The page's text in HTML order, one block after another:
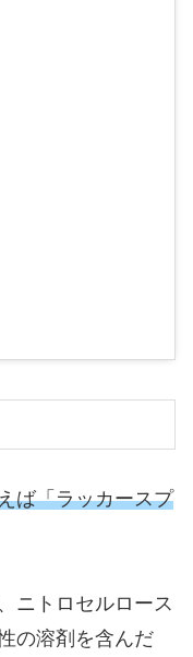
ば「ラッカースプ
ニトロセルロース
の溶剤を含んだ